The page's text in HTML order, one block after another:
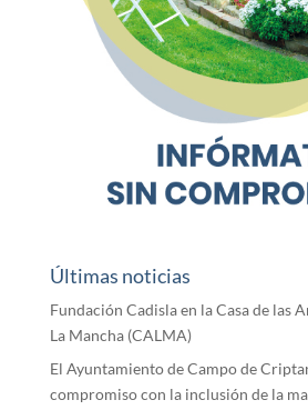
Últimas noticias
Fundación Cadisla en la Casa de las
La Mancha (CALMA)
El Ayuntamiento de Campo de
compromiso con la inclusión de la